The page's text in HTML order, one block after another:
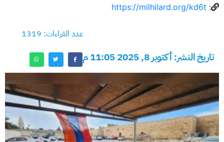
:
https://milhilard.org/kd6t
عدد القراءات: 1319
تاريخ النشر: أكتوبر 8, 2025 11:05 م